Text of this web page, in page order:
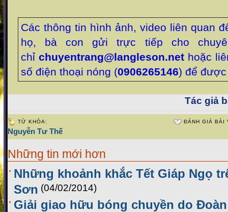
Các thông tin hình ảnh, video liên quan
họ, bà con gửi trực tiếp cho
chỉchuyentrang@langleson.net hoặc
số điện thoại nóng (0906265146) để
Tác giả
TỪ KHÓA:
Nguyễn Tư Thế
ĐÁNH GIÁ BÀI
Những tin mới hơn
Những khoảnh khắc Tết Giáp Ngọ
Sơn (04/02/2014)
Giải giao hữu bóng chuyền do